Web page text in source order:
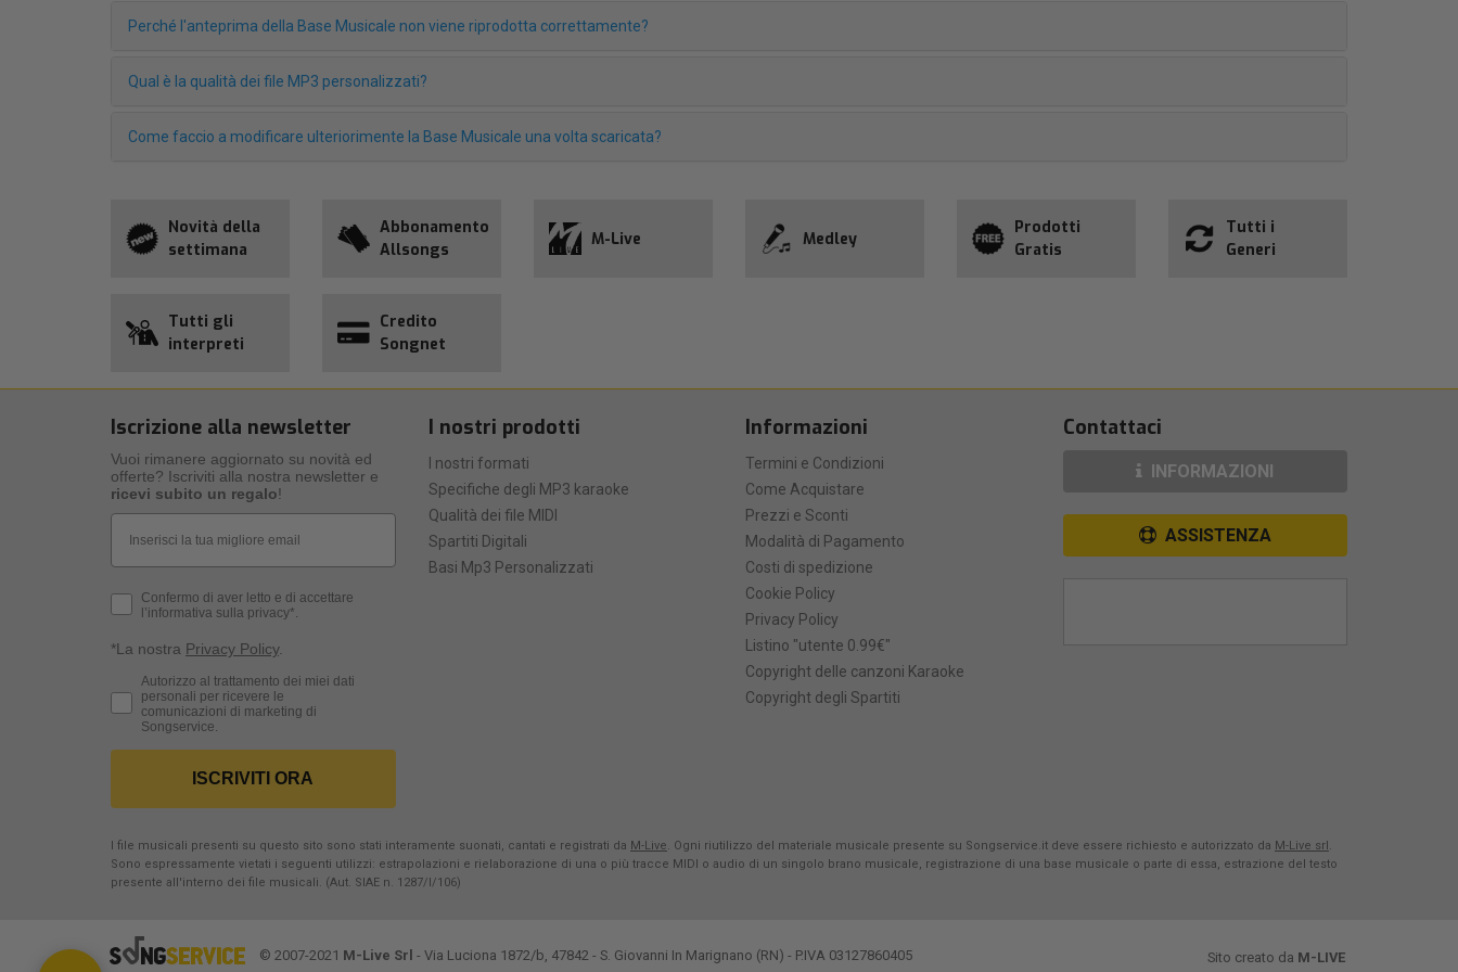
Perché l'anteprima della Base Musicale non viene riprodotta correttamente?
Qual è la qualità dei file MP3 personalizzati?
Come faccio a modificare ulteriorimente la Base Musicale una volta scaricata?
Novità della
settimana
Abbonamento
Allsongs
M-Live Medley
Prodotti
Gratis
Tutti i
Generi
Tutti gli
interpreti
Credito
Songnet
Iscrizione alla newsletter
Vuoi rimanere aggiornato su novità ed
offerte? Iscriviti alla nostra newsletter e
ricevi subito un regalo!
Privacy Policy
Confermo di aver letto e di accettare
l’informativa sulla privacy*.
*La nostra Privacy Policy.
Consenso Marketing
Autorizzo al trattamento dei miei dati
personali per ricevere le
comunicazioni di marketing di
Songservice.
ISCRIVITI ORA
I nostri prodotti
I nostri formati
Specifiche degli MP3 karaoke
Qualità dei file MIDI
Spartiti Digitali
Basi Mp3 Personalizzati
Informazioni
Termini e Condizioni
Come Acquistare
Prezzi e Sconti
Modalità di Pagamento
Costi di spedizione
Cookie Policy
Privacy Policy
Listino "utente 0.99€"
Copyright delle canzoni Karaoke
Copyright degli Spartiti
Contattaci
INFORMAZIONI
ASSISTENZA
I file musicali presenti su questo sito sono stati interamente suonati, cantati e registrati da M-Live. Ogni riutilizzo del materiale musicale presente su Songservice.it deve essere richiesto e autorizzato da M-Live srl .
Sono espressamente vietati i seguenti utilizzi: estrapolazioni e rielaborazione di una o più tracce MIDI o audio di un singolo brano musicale, registrazione di una base musicale o parte di essa, estrazione del testo
presente all'interno dei file musicali. (Aut. SIAE n. 1287/I/106)
© 2007-2021 M-Live Srl - Via Luciona 1872/b, 47842 - S. Giovanni In Marignano (RN) - P.IVA 03127860405 Sito creato da M-LIVE